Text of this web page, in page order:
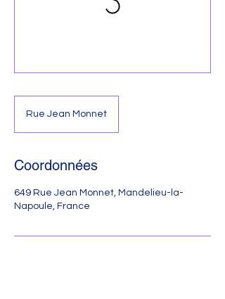
Rue Jean Monnet
Coordonnées
649 Rue Jean Monnet, Mandelieu-la-
Napoule, France